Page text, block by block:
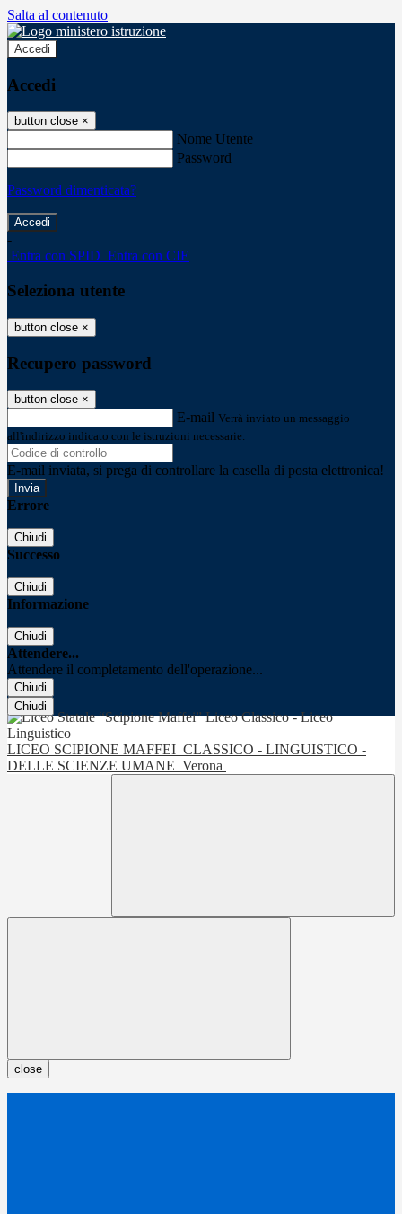
Salta al contenuto
Accedi
Accedi
button close ×
Nome Utente
Password
Password dimenticata?
-
Entra con SPID Entra con CIE
Seleziona utente
button close ×
Recupero password
button close ×
E-mail Verrà inviato un messaggio
all'indirizzo indicato con le istruzioni necessarie.
E-mail inviata, si prega di controllare la casella di posta elettronica!
Errore
Chiudi
Successo
Chiudi
Informazione
Chiudi
Attendere...
Attendere il completamento dell'operazione...
Chiudi
Chiudi
LICEO SCIPIONE MAFFEI CLASSICO - LINGUISTICO -
DELLE SCIENZE UMANE Verona
close